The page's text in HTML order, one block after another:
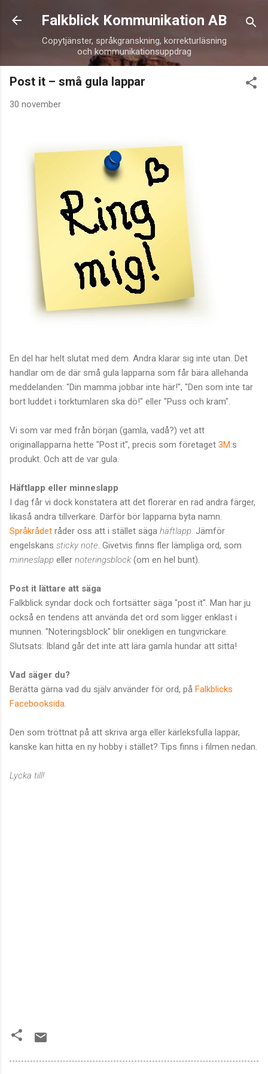
Fortsätt till huvudinnehåll
Falkblick Kommunikation AB
Copytjänster, språkgranskning, korrekturläsning
och kommunikationsuppdrag
Post it – små gula lappar
30 november
En del har helt slutat med dem. Andra klarar sig inte utan. Det
handlar om de där små gula lapparna som får bära allehanda
meddelanden: "Din mamma jobbar inte här!", "Den som inte tar
bort luddet i torktumlaren ska dö!" eller "Puss och kram".
Vi som var med från början (gamla, vadå?) vet att
originallapparna hette "Post it", precis som företaget 3M:s
produkt. Och att de var gula.
Häftlapp eller minneslapp
I dag får vi dock konstatera att det florerar en rad andra färger,
likaså andra tillverkare. Därför bör lapparna byta namn.
Språkrådet råder oss att i stället säga häftlapp. Jämför
engelskans sticky note . Givetvis finns fler lämpliga ord, som
minneslapp eller noteringsblock (om en hel bunt).
Post it lättare att säga
Falkblick syndar dock och fortsätter säga "post it". Man har ju
också en tendens att använda det ord som ligger enklast i
munnen. "Noteringsblock" blir onekligen en tungvrickare.
Slutsats: Ibland går det inte att lära gamla hundar att sitta!
Vad säger du?
Berätta gärna vad du själv använder för ord, på Falkblicks
Facebooksida
Den som tröttnat på att skriva arga eller kärleksfulla lappar,
kanske kan hitta en ny hobby i stället? Tips finns i filmen nedan.
Lycka till!